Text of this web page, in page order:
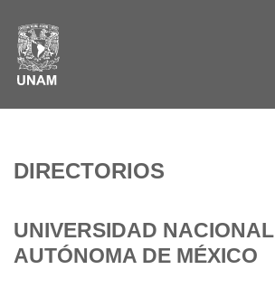
DIRECTORIOS
UNIVERSIDAD NACIONAL
AUTÓNOMA DE MÉXICO